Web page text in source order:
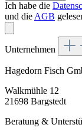
Ich habe die
und die AGB
Unternehmen
Hagedorn Fisch
Walkmühle 12
21698 Bargstedt
Beratung &